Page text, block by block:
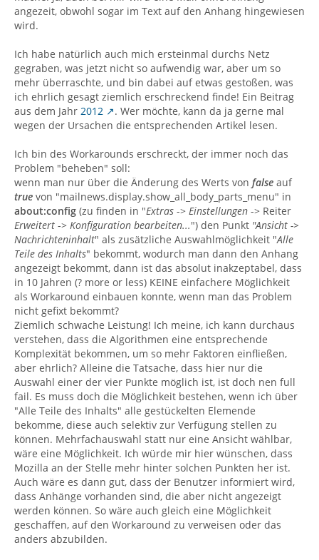
angezeit, obwohl sogar im Text auf den Anhang hingewiesen
wird.
Ich habe natürlich auch mich ersteinmal durchs Netz
gegraben, was jetzt nicht so aufwendig war, aber um so
mehr überraschte, und bin dabei auf etwas gestoßen, was
ich ehrlich gesagt ziemlich erschreckend finde! Ein Beitrag
aus dem Jahr 2012
. Wer möchte, kann da ja gerne mal
wegen der Ursachen die entsprechenden Artikel lesen.
Ich bin des Workarounds erschreckt, der immer noch das
Problem "beheben" soll:
wenn man nur über die Änderung des Werts von false auf
true von "mailnews.display.show_all_body_parts_menu" in
about:config (zu finden in "Extras -> Einstellungen -> Reiter
Erweitert -> Konfiguration bearbeiten...") den Punkt "Ansicht ->
Nachrichteninhalt" als zusätzliche Auswahlmöglichkeit "Alle
Teile des Inhalts" bekommt, wodurch man dann den Anhang
angezeigt bekommt, dann ist das absolut inakzeptabel, dass
in 10 Jahren (? more or less) KEINE einfachere Möglichkeit
als Workaround einbauen konnte, wenn man das Problem
nicht gefixt bekommt?
Ziemlich schwache Leistung! Ich meine, ich kann durchaus
verstehen, dass die Algorithmen eine entsprechende
Komplexität bekommen, um so mehr Faktoren einfließen,
aber ehrlich? Alleine die Tatsache, dass hier nur die
Auswahl einer der vier Punkte möglich ist, ist doch nen full
fail. Es muss doch die Möglichkeit bestehen, wenn ich über
"Alle Teile des Inhalts" alle gestückelten Elemende
bekomme, diese auch selektiv zur Verfügung stellen zu
können. Mehrfachauswahl statt nur eine Ansicht wählbar,
wäre eine Möglichkeit. Ich würde mir hier wünschen, dass
Mozilla an der Stelle mehr hinter solchen Punkten her ist.
Auch wäre es dann gut, dass der Benutzer informiert wird,
dass Anhänge vorhanden sind, die aber nicht angezeigt
werden können. So wäre auch gleich eine Möglichkeit
geschaffen, auf den Workaround zu verweisen oder das
anders abzubilden.